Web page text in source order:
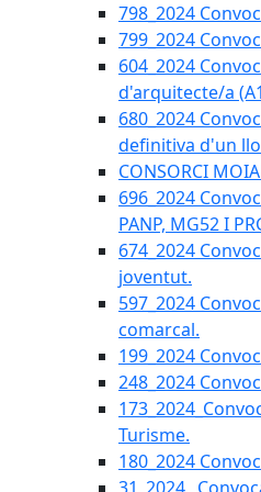
798_2024
799_2024
604_2024
d'arquitecte/a
680_2024
definitiva d'un
CONSORCI
696_2024
PANP, MG52 I
674_2024
joventut.
597_2024
comarcal.
199_2024
248_2024
Turisme.
180_2024